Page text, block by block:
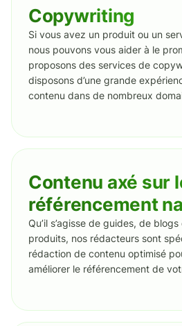
Copywriting
Si vous avez un produit ou un
nous pouvons vous aider à le
proposons des services de
disposons d’une grande
contenu dans de nombreux
Contenu axé sur
référencement
Qu’il s’agisse de guides, de
produits, nos rédacteurs sont
rédaction de contenu optimisé
améliorer le référencement de